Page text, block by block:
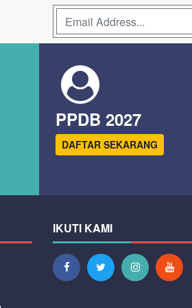
PPDB 2027
DAFTAR SEKARANG
IKUTI KAMI